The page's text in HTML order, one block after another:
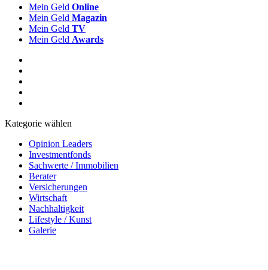
Mein Geld Online
Mein Geld Magazin
Mein Geld TV
Mein Geld Awards
Kategorie wählen
Opinion Leaders
Investmentfonds
Sachwerte / Immobilien
Berater
Versicherungen
Wirtschaft
Nachhaltigkeit
Lifestyle / Kunst
Galerie